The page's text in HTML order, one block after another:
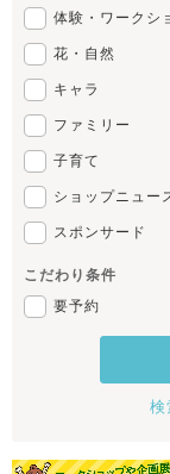
体験・ワークシ
花・自然
キャラ
ファミリー
子育て
ショップニュー
スポンサード
こだわり条件
要予約
検